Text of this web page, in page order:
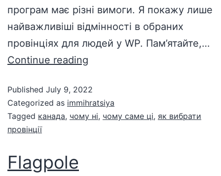
програм має різні вимоги. Я покажу лише
найважливіші відмінності в обраних
провінціях для людей у ​​WP. Пам’ятайте,…
Continue reading
Published July 9, 2022
Categorized as immihratsiya
Tagged канада, чому ні, чому саме ці, як вибрати
провінції
Flagpole